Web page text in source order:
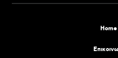
Home